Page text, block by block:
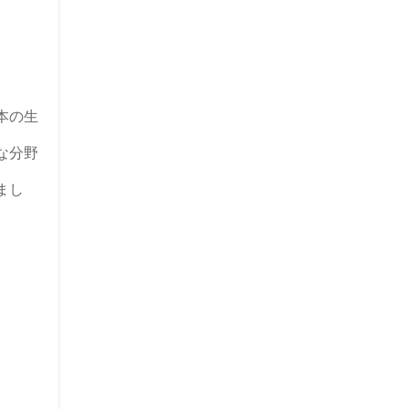
の生
分野
し